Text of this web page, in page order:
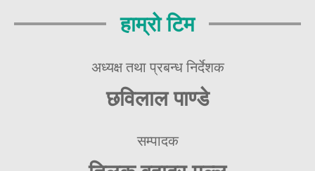
हाम्रो टिम
अध्यक्ष तथा प्रबन्ध निर्देशक
छविलाल पाण्डे
सम्पादक